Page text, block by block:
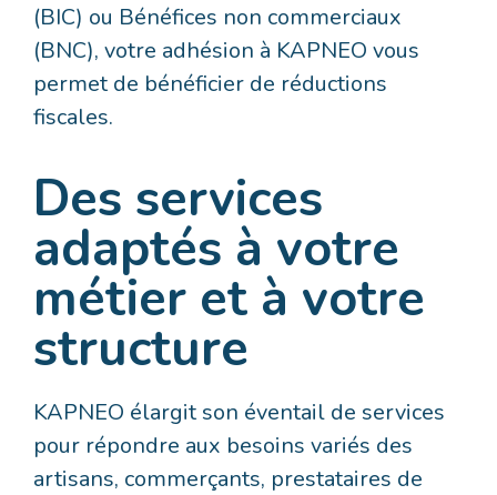
(BIC) ou Bénéfices non commerciaux
(BNC), votre adhésion à KAPNEO vous
permet de bénéficier de réductions
fiscales.
Des services
adaptés à votre
métier et à votre
structure
KAPNEO élargit son éventail de services
pour répondre aux besoins variés des
artisans, commerçants, prestataires de